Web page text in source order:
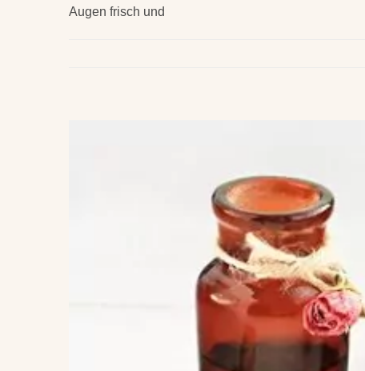
Augen frisch und